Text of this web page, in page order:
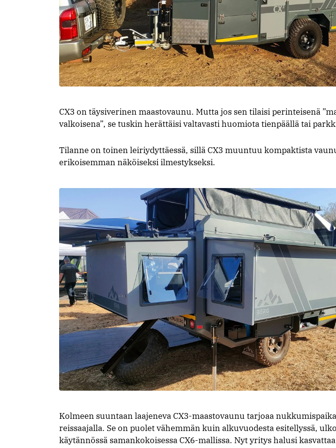
CX3 on täysiverinen maastovaunu. Mutta jos sen tilaisi perinteisenä
valkoisena”, se tuskin herättäisi valtavasti huomiota tienpäällä tai
Tilanne on toinen leiriydyttäessä, sillä CX3 muuntuu kompaktista
erikoisemman näköiseksi ilmestykseksi.
Kolmeen suuntaan laajeneva CX3-maastovaunu tarjoaa
reissaajalla. Se on puolet vähemmän kuin alkuvuodesta esitellyssä,
käytännössä samankokoisessa CX6-mallissa. Nyt yritys halusi